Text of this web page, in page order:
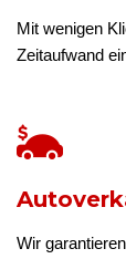
Mit wenigen
Zeitaufwand
Wir